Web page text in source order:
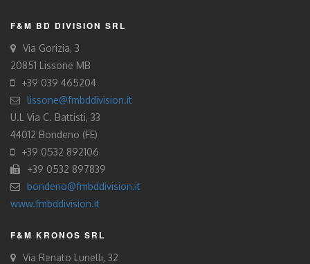
F&M BD DIVISION SRL
Via Gorizia, 3
20851 Lissone MB
+39 039 465204
lissone@fmbddivision.it
U.L Via C. Battisti, 33
44012 Bondeno (FE)
+39 0532 892106
+39 0532 897839
bondeno@fmbddivision.it
www.fmbddivision.it
F&M KRONOS SRL
Via Renato Lunelli, 32